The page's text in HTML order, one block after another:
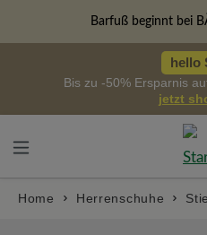
Freiheitspioniere
hello
Bis zu -50% Ersparnis
jetzt
Home Herrenschuhe